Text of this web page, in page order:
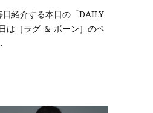
紹介する本日の「DAILY
は［ラグ ＆ ボーン］のベ